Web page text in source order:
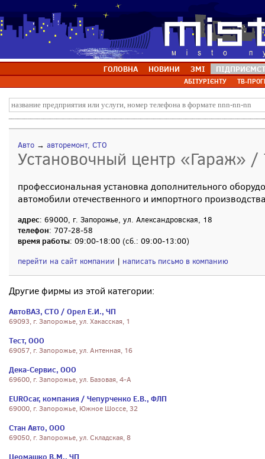
ГОЛОВНА НОВИНИ ЗМІ
АБІТУРІЄНТУ ТВ-
Авто → авторемонт, СТО
Установочный центр «Гараж»
профессиональная установка дополнительного
автомобили отечественного и импортного
адрес: 69000, г. Запорожье, ул. Александровская, 18
телефон: 707-28-58
время работы: 09:00-18:00 (сб.: 09:00-13:00)
перейти на сайт компании | написать письмо в компанию
Другие фирмы из этой категории:
АвтоВАЗ, СТО / Орел Е.И., ЧП
69093, г. Запорожье, ул. Хакасская, 1
Тест, ООО
69057, г. Запорожье, ул. Антенная, 16
Дека-Сервис, ООО
69600, г. Запорожье, ул. Базовая, 4-А
EUROcar, компания / Чепурченко Е.В., ФЛП
69000, г. Запорожье, Южное Шоссе, 32
Стан Авто, ООО
69050, г. Запорожье, ул. Складская, 8
Цеомашко В.М., ЧП